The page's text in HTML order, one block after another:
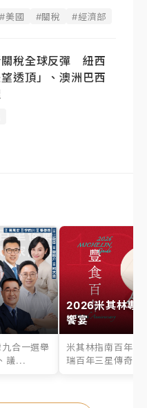
#美國 #關稅 #經濟部
關稅全球反彈 紐西
透頂」、澳洲巴西
合一選舉
議...
2026米其林專
饗宴
米其林指南百年之
瑞百年三星傳奇、